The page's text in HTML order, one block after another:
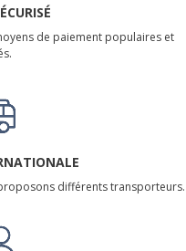
de paiement populaires et
différents transporteurs.